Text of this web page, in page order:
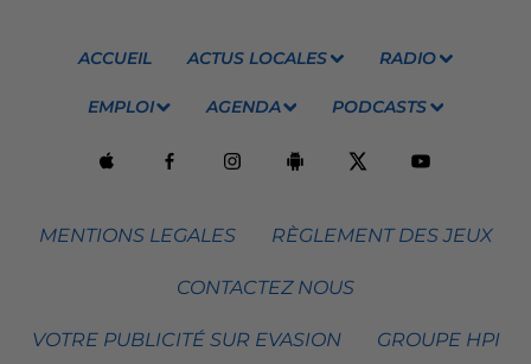
ACCUEIL ACTUS LOCALES RADIO
EMPLOI AGENDA PODCASTS
MENTIONS LEGALES RÈGLEMENT DES JEUX
CONTACTEZ NOUS
VOTRE PUBLICITÉ SUR EVASION GROUPE HPI